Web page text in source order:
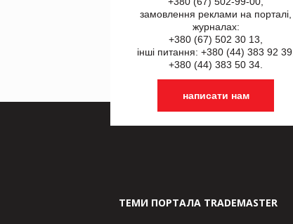
замовлення реклами на порталі,
журналах:
+380 (67) 502 30 13,
інші питання: +380 (44) 383 92 39,
+380 (44) 383 50 34.
написати нам
ТЕМИ ПОРТАЛА TRADEMASTER